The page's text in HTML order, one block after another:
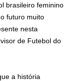
brasileiro feminino
futuro muito
nesta
de Futebol do
a história